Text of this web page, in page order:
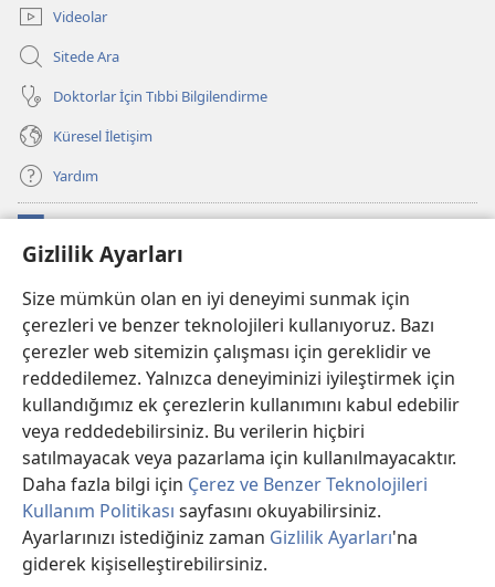
Gizlilik Ayarları
Size mümkün olan en iyi deneyimi sunmak için
çerezleri ve benzer teknolojileri kullanıyoruz. Bazı
çerezler web sitemizin çalışması için gereklidir ve
reddedilemez. Yalnızca deneyiminizi iyileştirmek için
kullandığımız ek çerezlerin kullanımını kabul edebilir
veya reddedebilirsiniz. Bu verilerin hiçbiri
satılmayacak veya pazarlama için kullanılmayacaktır.
Daha fazla bilgi için Çerez ve Benzer Teknolojileri
Kullanım Politikası sayfasını okuyabilirsiniz.
Ayarlarınızı istediğiniz zaman Gizlilik Ayarları'na
giderek kişiselleştirebilirsiniz.
Videolar
Sitede Ara
Doktorlar İçin Tıbbi Bilgilendirme
Küresel İletişim
Yardım
(yeni
pencere
Watchtower ONLINE KÜTÜPHANE
(yeni
pencere
açar)
JW Hub ®
(yeni
pencere
açar)
®
Watchtower Library®
Copyright© 2026 Watch Tower Bible and Tract Society of PA.
KULLANIM ŞARTLARI|GİZLİLİK POLİTİKASI